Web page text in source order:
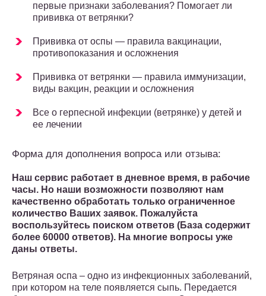
первые признаки заболевания? Помогает ли
прививка от ветрянки?
Прививка от оспы — правила вакцинации,
противопоказания и осложнения
Прививка от ветрянки — правила иммунизации,
виды вакцин, реакции и осложнения
Все о герпесной инфекции (ветрянке) у детей и
ее лечении
Форма для дополнения вопроса или отзыва:
Наш сервис работает в дневное время, в рабочие
часы. Но наши возможности позволяют нам
качественно обработать только ограниченное
количество Ваших заявок. Пожалуйста
воспользуйтесь поиском ответов (База содержит
более 60000 ответов). На многие вопросы уже
даны ответы.
Ветряная оспа – одно из инфекционных заболеваний,
при котором на теле появляется сыпь. Передается